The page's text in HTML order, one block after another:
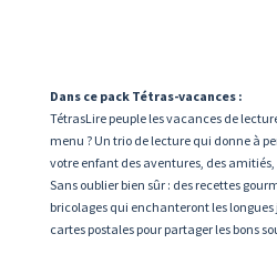
Dans ce pack Tétras-vacances :
TétrasLire peuple les vacances de
menu ? Un trio de lecture qui donne à
votre enfant des aventures, des
Sans oublier bien sûr : des recettes
bricolages qui enchanteront les longues
cartes postales pour partager les bons